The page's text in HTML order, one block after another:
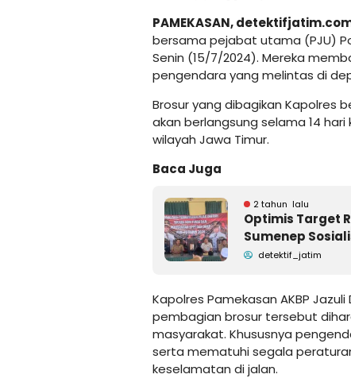
PAMEKASAN,
bersama pejabat utama (PJU)
Senin (15/7/2024). Mereka
pengendara yang melintas di
Brosur yang dibagikan Kapolres
akan berlangsung selama 14 hari
wilayah Jawa Timur.
Baca Juga
2 tahun lalu
Optimis Target
Sumenep
detektif_jatim
Kapolres Pamekasan AKBP
pembagian brosur tersebut
masyarakat. Khususnya
serta mematuhi segala
keselamatan di jalan.